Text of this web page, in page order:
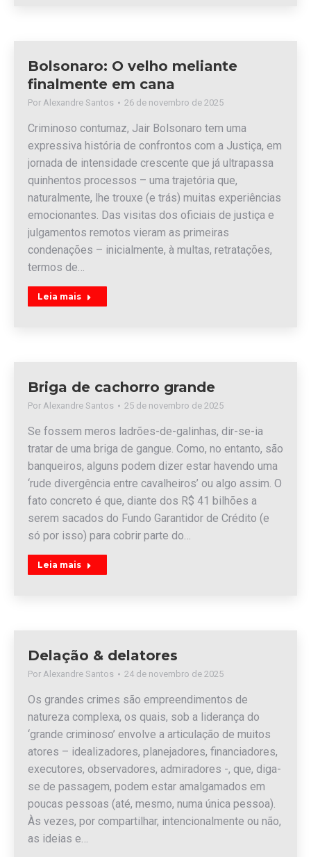
Bolsonaro: O velho meliante
finalmente em cana
Por Alexandre Santos 26 de novembro de 2025
Criminoso contumaz, Jair Bolsonaro tem uma
expressiva história de confrontos com a Justiça, em
jornada de intensidade crescente que já ultrapassa
quinhentos processos – uma trajetória que,
naturalmente, lhe trouxe (e trás) muitas experiências
emocionantes. Das visitas dos oficiais de justiça e
julgamentos remotos vieram as primeiras
condenações – inicialmente, à multas, retratações,
termos de…
Leia mais
Briga de cachorro grande
Por Alexandre Santos 25 de novembro de 2025
Se fossem meros ladrões-de-galinhas, dir-se-ia
tratar de uma briga de gangue. Como, no entanto, são
banqueiros, alguns podem dizer estar havendo uma
‘rude divergência entre cavalheiros’ ou algo assim. O
fato concreto é que, diante dos R$ 41 bilhões a
serem sacados do Fundo Garantidor de Crédito (e
só por isso) para cobrir parte do…
Leia mais
Delação & delatores
Por Alexandre Santos 24 de novembro de 2025
Os grandes crimes são empreendimentos de
natureza complexa, os quais, sob a liderança do
‘grande criminoso’ envolve a articulação de muitos
atores – idealizadores, planejadores, financiadores,
executores, observadores, admiradores -, que, diga-
se de passagem, podem estar amalgamados em
poucas pessoas (até, mesmo, numa única pessoa).
Às vezes, por compartilhar, intencionalmente ou não,
as ideias e…